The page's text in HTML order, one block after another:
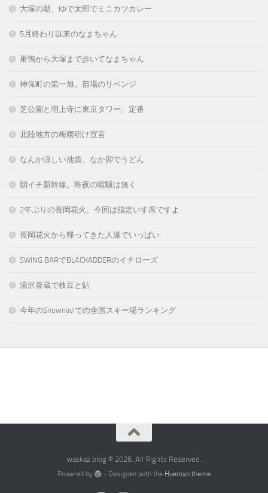
大塚の朝、ゆで太郎でミニカツカレー
5月終わり以来のなまちゃん
巣鴨から大塚まで歩いてなまちゃん
神保町の第一旭。苗場のリベンジ
芝公園と増上寺に東京タワー。定番
北陸地方の梅雨明け宣言
なんか涼しい池袋。なか卯でうどん
朝イチ新幹線。昨夜の喧騒は無く
2年ぶりの長岡花火。今回は指定いす席ですよ
長岡花火から帰ってきた人達でいっぱい
SWING BARでBLACKADDERのイチローズ
湯沢釜蔵で枝豆と鮎
今年のSnownaviでの全国スキー場ランキング
waskaz blog © 2026. All Rights Reserved.
Powered by - Designed with the Hueman theme